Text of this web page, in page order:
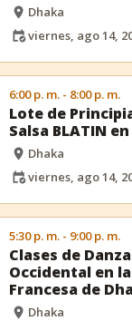
Dhaka
viernes, ago 14,
6:00 p. m. - 8:00 p. m.
Lote de
Salsa BLATIN
Dhaka
viernes, ago 14,
5:30 p. m. - 9:00 p. m.
Clases de
Occidental en
Francesa de
Dhaka